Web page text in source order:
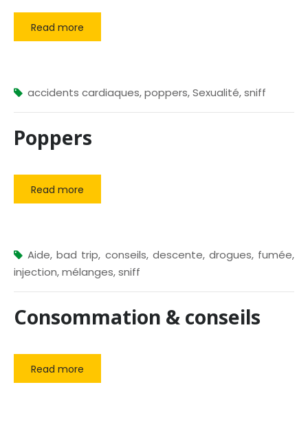
Read more
accidents cardiaques,poppers,Sexualité,sniff
Poppers
Read more
Aide,bad trip, conseils, descente, drogues, fumée,
injection,mélanges,sniff
Consommation & conseils
Read more